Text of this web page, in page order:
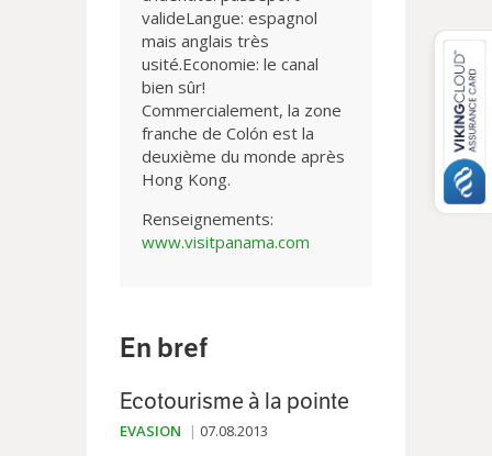
valideLangue: espagnol
mais anglais très
usité.Economie: le canal
bien sûr!
Commercialement, la zone
franche de Colón est la
deuxième du monde après
Hong Kong.
Renseignements:
www.visitpanama.com
En bref
Ecotourisme à la pointe
EVASION 07.08.2013